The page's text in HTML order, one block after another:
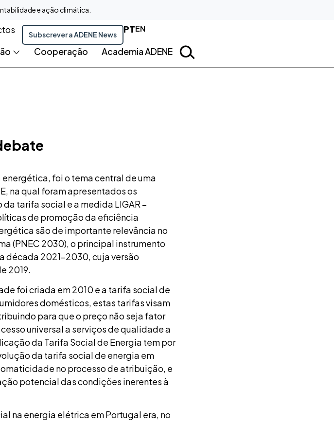
e ação climática.
Subscrever a ADENE News PTEN
Cooperação Academia ADENE
foi o tema central de uma
na qual foram apresentados os
tarifa social e a medida LIGAR –
de promoção da eficiência
são de importante relevância no
(PNEC 2030), o principal instrumento
década 2021-2030, cuja versão
2019.
foi criada em 2010 e a tarifa social de
domésticos, estas tarifas visam
para que o preço não seja fator
universal a serviços de qualidade a
da Tarifa Social de Energia tem por
da tarifa social de energia em
no processo de atribuição, e
potencial das condições inerentes à
na energia elétrica em Portugal era, no